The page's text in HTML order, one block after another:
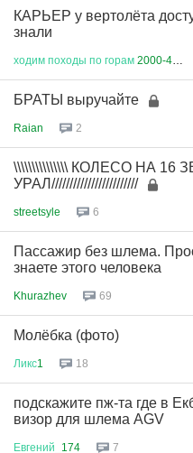
КАРЬЕР у вертолёта
знали
ходим походы по горам 2000-400...
БРАТЫ выручайте
Raian 2
\\\\\\\\\\\\\\\ КОЛЕСО НА 16
УРАЛ////////////////////////
streetsyle 6
Пассажир без шлема.
знаете этого человека
Khurazhev 69
Молёбка (фото)
Ликс1 18
подскажите пж-та где в
визор для шлема AGV
Евгений _174 7